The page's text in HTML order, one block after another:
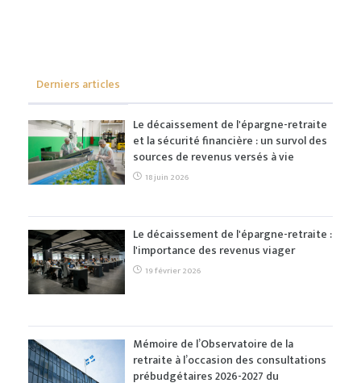
Derniers articles
Le décaissement de l'épargne-retraite
et la sécurité financière : un survol des
sources de revenus versés à vie
18 juin 2026
Le décaissement de l'épargne-retraite :
l'importance des revenus viager
19 février 2026
Mémoire de l’Observatoire de la
retraite à l’occasion des consultations
prébudgétaires 2026-2027 du